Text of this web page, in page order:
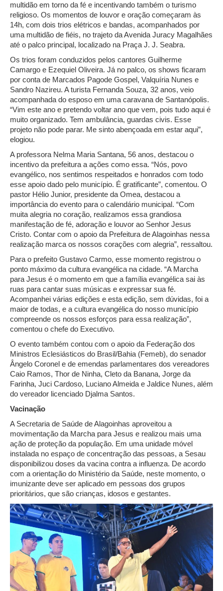
multidão em torno da fé e incentivando também o turismo
religioso. Os momentos de louvor e oração começaram às
14h, com dois trios elétricos e bandas, acompanhados por
uma multidão de fiéis, no trajeto da Avenida Juracy Magalhães
até o palco principal, localizado na Praça J. J. Seabra.
Os trios foram conduzidos pelos cantores Guilherme
Camargo e Ezequiel Oliveira. Já no palco, os shows ficaram
por conta de Marcados Pagode Gospel, Valquíria Nunes e
Sandro Nazireu. A turista Fernanda Souza, 32 anos, veio
acompanhada do esposo em uma caravana de Santanópolis.
“Vim este ano e pretendo voltar ano que vem, pois tudo aqui é
muito organizado. Tem ambulância, guardas civis. Esse
projeto não pode parar. Me sinto abençoada em estar aqui”,
elogiou.
A professora Nelma Maria Santana, 56 anos, destacou o
incentivo da prefeitura a ações como essa. “Nós, povo
evangélico, nos sentimos respeitados e honrados com todo
esse apoio dado pelo município. É gratificante”, comentou. O
pastor Hélio Junior, presidente da Omea, destacou a
importância do evento para o calendário municipal. “Com
muita alegria no coração, realizamos essa grandiosa
manifestação de fé, adoração e louvor ao Senhor Jesus
Cristo. Contar com o apoio da Prefeitura de Alagoinhas nessa
realização marca os nossos corações com alegria”, ressaltou.
Para o prefeito Gustavo Carmo, esse momento registrou o
ponto máximo da cultura evangélica na cidade. “A Marcha
para Jesus é o momento em que a família evangélica sai às
ruas para cantar suas músicas e expressar sua fé.
Acompanhei várias edições e esta edição, sem dúvidas, foi a
maior de todas, e a cultura evangélica do nosso município
compreende os nossos esforços para essa realização”,
comentou o chefe do Executivo.
O evento também contou com o apoio da Federação dos
Ministros Eclesiásticos do Brasil/Bahia (Femeb), do senador
Ângelo Coronel e de emendas parlamentares dos vereadores
Caio Ramos, Thor de Ninha, Cleto da Banana, Jorge da
Farinha, Juci Cardoso, Luciano Almeida e Jaldice Nunes, além
do vereador licenciado Djalma Santos.
Vacinação
A Secretaria de Saúde de Alagoinhas aproveitou a
movimentação da Marcha para Jesus e realizou mais uma
ação de proteção da população. Em uma unidade móvel
instalada no espaço de concentração das pessoas, a Sesau
disponibilizou doses da vacina contra a influenza. De acordo
com a orientação do Ministério da Saúde, neste momento, o
imunizante deve ser aplicado em pessoas dos grupos
prioritários, que são crianças, idosos e gestantes.